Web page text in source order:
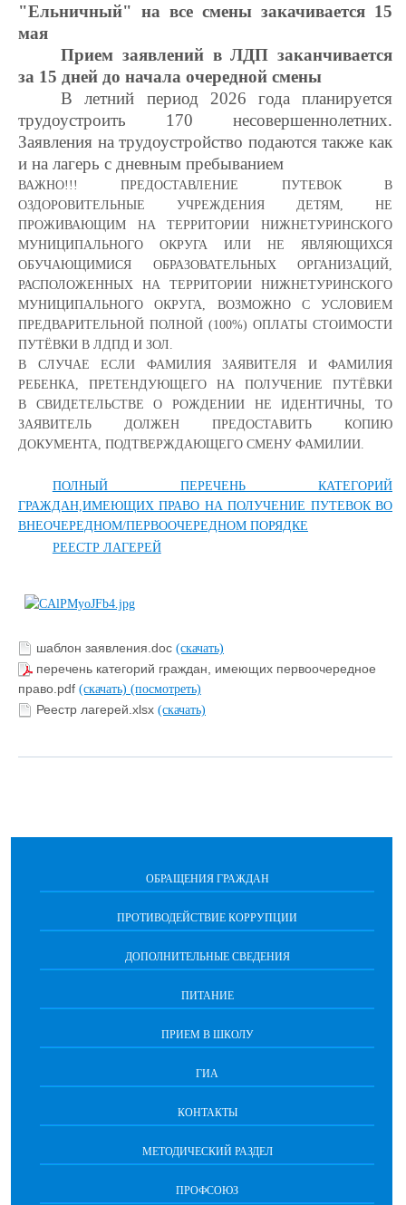
"Ельничный" на все смены закачивается 15
мая
Прием заявлений в ЛДП заканчивается
за 15 дней до начала очередной смены
В летний период 2026 года планируется
трудоустроить 170 несовершеннолетних.
Заявления на трудоустройство подаются также как
и на лагерь с дневным пребыванием
ВАЖНО!!! ПРЕДОСТАВЛЕНИЕ ПУТЕВОК В
ОЗДОРОВИТЕЛЬНЫЕ УЧРЕЖДЕНИЯ ДЕТЯМ, НЕ
ПРОЖИВАЮЩИМ НА ТЕРРИТОРИИ НИЖНЕТУРИНСКОГО
МУНИЦИПАЛЬНОГО ОКРУГА ИЛИ НЕ ЯВЛЯЮЩИХСЯ
ОБУЧАЮЩИМИСЯ ОБРАЗОВАТЕЛЬНЫХ ОРГАНИЗАЦИЙ,
РАСПОЛОЖЕННЫХ НА ТЕРРИТОРИИ НИЖНЕТУРИНСКОГО
МУНИЦИПАЛЬНОГО ОКРУГА, ВОЗМОЖНО С УСЛОВИЕМ
ПРЕДВАРИТЕЛЬНОЙ ПОЛНОЙ (100%) ОПЛАТЫ СТОИМОСТИ
ПУТЁВКИ В ЛДПД И ЗОЛ.
В СЛУЧАЕ ЕСЛИ ФАМИЛИЯ ЗАЯВИТЕЛЯ И ФАМИЛИЯ
РЕБЕНКА, ПРЕТЕНДУЮЩЕГО НА ПОЛУЧЕНИЕ ПУТЁВКИ
В СВИДЕТЕЛЬСТВЕ О РОЖДЕНИИ НЕ ИДЕНТИЧНЫ, ТО
ЗАЯВИТЕЛЬ ДОЛЖЕН ПРЕДОСТАВИТЬ КОПИЮ
ДОКУМЕНТА, ПОДТВЕРЖДАЮЩЕГО СМЕНУ ФАМИЛИИ.
ПОЛНЫЙ ПЕРЕЧЕНЬ КАТЕГОРИЙ
ГРАЖДАН,ИМЕЮЩИХ ПРАВО НА ПОЛУЧЕНИЕ ПУТЕВОК ВО
ВНЕОЧЕРЕДНОМ/ПЕРВООЧЕРЕДНОМ ПОРЯДКЕ
РЕЕСТР ЛАГЕРЕЙ
шаблон заявления.doc (скачать)
перечень категорий граждан, имеющих первоочередное
право.pdf (скачать) (посмотреть)
Реестр лагерей.xlsx (скачать)
ОБРАЩЕНИЯ ГРАЖДАН
ПРОТИВОДЕЙСТВИЕ КОРРУПЦИИ
ДОПОЛНИТЕЛЬНЫЕ СВЕДЕНИЯ
ПИТАНИЕ
ПРИЕМ В ШКОЛУ
ГИА
КОНТАКТЫ
МЕТОДИЧЕСКИЙ РАЗДЕЛ
ПРОФСОЮЗ